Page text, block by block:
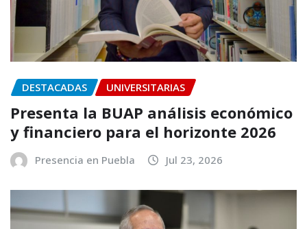
DESTACADAS UNIVERSITARIAS
Presenta la BUAP análisis económico
y financiero para el horizonte 2026
Presencia en Puebla Jul 23, 2026